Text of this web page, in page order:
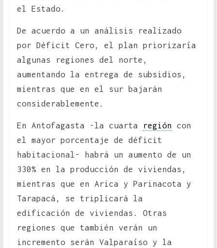
el Estado.
De acuerdo a un análisis realizado
por Déficit Cero, el plan priorizaría
algunas regiones del norte,
aumentando la entrega de subsidios,
mientras que en el sur bajarán
considerablemente.
En Antofagasta -la cuarta región con
el mayor porcentaje de déficit
habitacional- habrá un aumento de un
330% en la producción de viviendas,
mientras que en Arica y Parinacota y
Tarapacá, se triplicará la
edificación de viviendas. Otras
regiones que también verán un
incremento serán Valparaíso y la